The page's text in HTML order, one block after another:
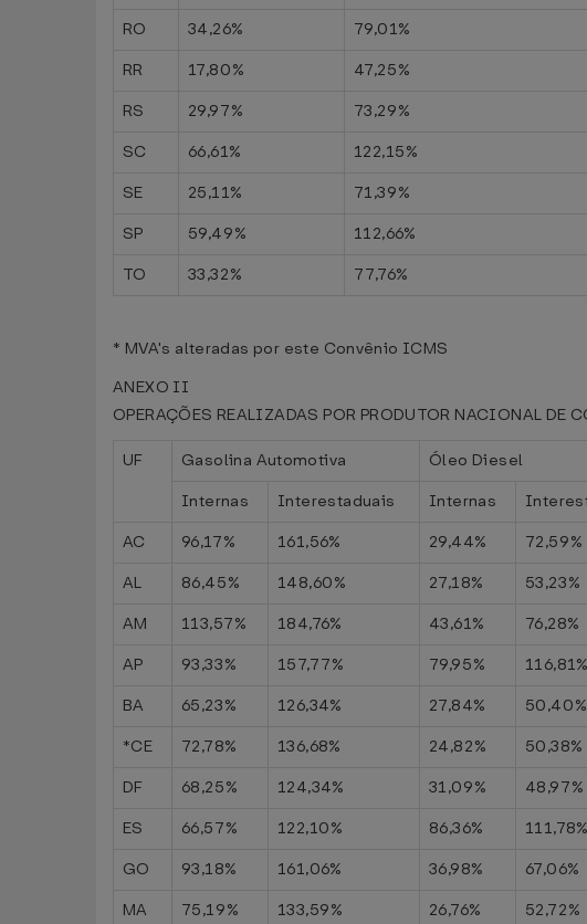
RO
34,26% 79,01%
RR
17,80% 47,25%
RS
29,97% 73,29%
SC
66,61% 122,15%
SE
25,11% 71,39%
SP
59,49% 112,66%
TO
33,32% 77,76%
* MVA's alteradas por este Convênio ICMS
ANEXO II
OPERAÇÕES REALIZADAS POR PRODUTOR NACIONAL DE
UF Gasolina Automotiva Óleo Diesel
Internas
Interestaduais Internas
AC
96,17% 161,56% 29,44% 72,59%
AL
86,45% 148,60% 27,18% 53,23%
AM
113,57% 184,76% 43,61% 76,28%
AP
93,33% 157,77% 79,95% 116,81%
BA
65,23% 126,34% 27,84% 50,40%
*CE
72,78% 136,68% 24,82% 50,38%
DF
68,25% 124,34% 31,09% 48,97%
ES
66,57% 122,10% 86,36% 111,78%
GO
93,18% 161,06% 36,98% 67,06%
MA
75,19% 133,59% 26,76% 52,72%